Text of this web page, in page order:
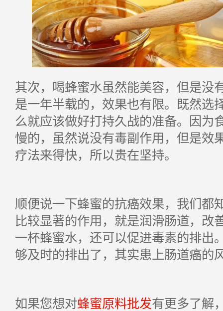
其次，喝蜂蜜水虽然能美容，但是没
是一年半载的，效果也有限。既然选
么就应该做好打持久战的准备。因为
慢的，虽然说没有毒副作用，但是效
疗法来得快，所以贵在坚持。
顺便说一下蜂蜜的抗癌效果，我们都
比较显著的作用，就是润滑肠道，改
一杯蜂蜜水，还可以促进毒素的排出
够及时的排出了，其实患上肠道癌的
如果您想对蜂蜜原料批发有更多了解